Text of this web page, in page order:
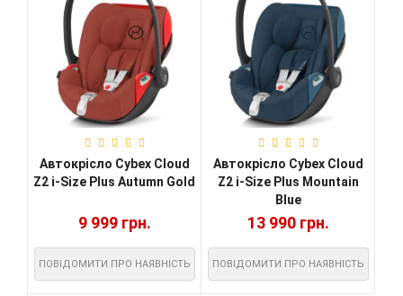
Автокрісло Cybex Cloud
Z2 i-Size Plus Autumn Gold
9 999 грн.
ПОВІДОМИТИ ПРО НАЯВНІСТЬ
Автокрісло Cybex Cloud
Z2 i-Size Plus Mountain
Blue
13 990 грн.
ПОВІДОМИТИ ПРО НАЯВНІСТЬ